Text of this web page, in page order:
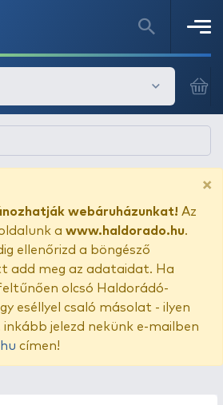
×
webáruházunkat! Az
a www.haldorado.hu.
ellenőrizd a böngésző
add meg az adataidat. Ha
olcsó Haldorádó-
eséllyel csaló másolat - ilyen
jelezd nekünk e-mailben
címen!